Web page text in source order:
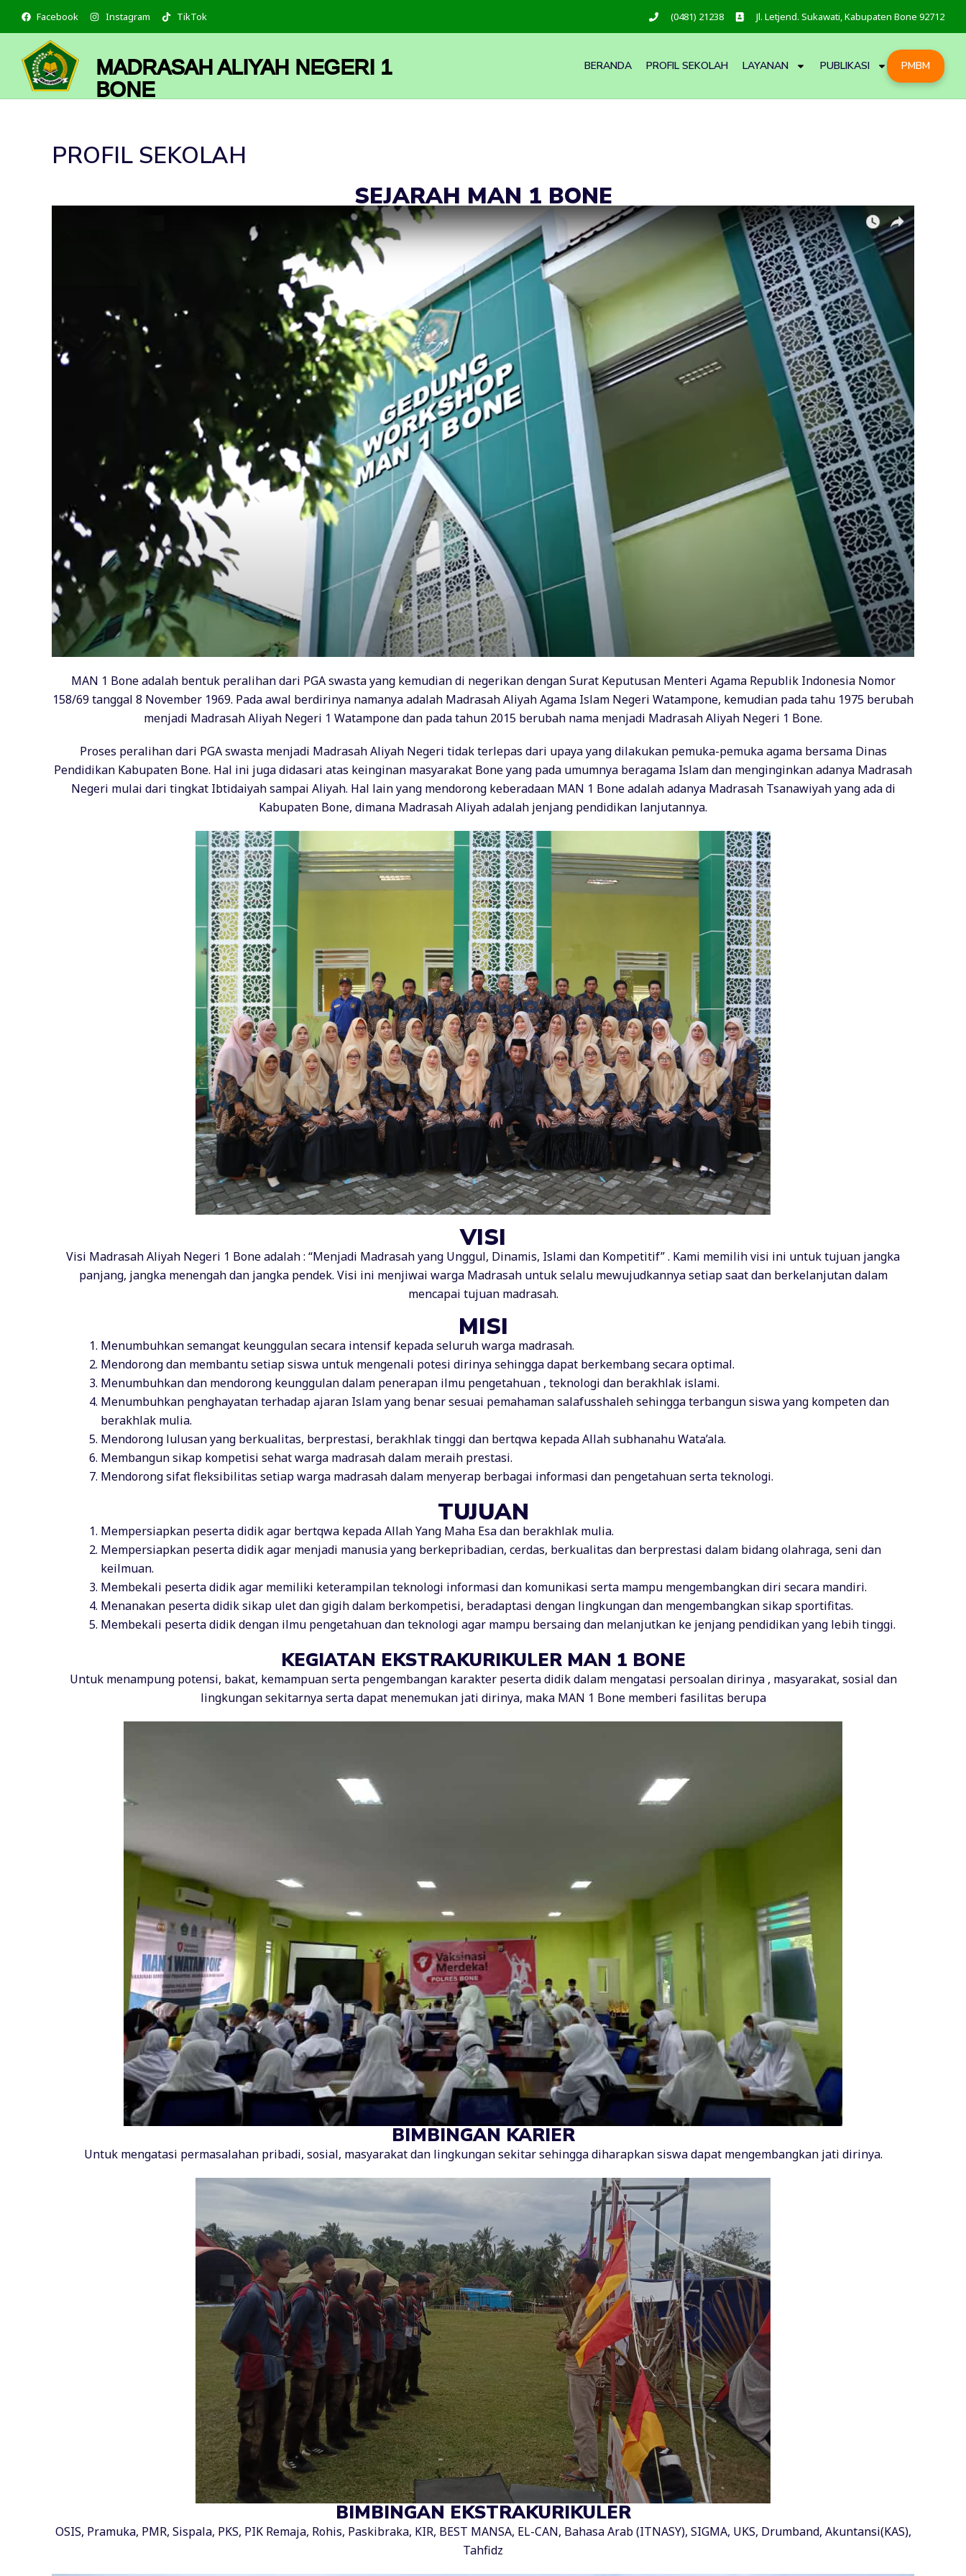
content
Facebook Instagram TikTok (0481) 21238 Jl. Letjend. Sukawati, Kabupaten Bone 92712
MADRASAH ALIYAH NEGERI 1
BONE
BERANDA PROFIL SEKOLAH LAYANAN PUBLIKASI PMBM
PROFIL SEKOLAH
SEJARAH MAN 1 BONE
MAN 1 Bone adalah bentuk peralihan dari PGA swasta yang kemudian di negerikan dengan Surat Keputusan Menteri Agama Republik Indonesia Nomor
158/69 tanggal 8 November 1969. Pada awal berdirinya namanya adalah Madrasah Aliyah Agama Islam Negeri Watampone, kemudian pada tahu 1975 berubah
menjadi Madrasah Aliyah Negeri 1 Watampone dan pada tahun 2015 berubah nama menjadi Madrasah Aliyah Negeri 1 Bone.
Proses peralihan dari PGA swasta menjadi Madrasah Aliyah Negeri tidak terlepas dari upaya yang dilakukan pemuka-pemuka agama bersama Dinas
Pendidikan Kabupaten Bone. Hal ini juga didasari atas keinginan masyarakat Bone yang pada umumnya beragama Islam dan menginginkan adanya Madrasah
Negeri mulai dari tingkat Ibtidaiyah sampai Aliyah. Hal lain yang mendorong keberadaan MAN 1 Bone adalah adanya Madrasah Tsanawiyah yang ada di
Kabupaten Bone, dimana Madrasah Aliyah adalah jenjang pendidikan lanjutannya.
VISI
Visi Madrasah Aliyah Negeri 1 Bone adalah : “Menjadi Madrasah yang Unggul, Dinamis, Islami dan Kompetitif” . Kami memilih visi ini untuk tujuan jangka
panjang, jangka menengah dan jangka pendek. Visi ini menjiwai warga Madrasah untuk selalu mewujudkannya setiap saat dan berkelanjutan dalam
mencapai tujuan madrasah.
MISI
Menumbuhkan semangat keunggulan secara intensif kepada seluruh warga madrasah.
Mendorong dan membantu setiap siswa untuk mengenali potesi dirinya sehingga dapat berkembang secara optimal.
Menumbuhkan dan mendorong keunggulan dalam penerapan ilmu pengetahuan , teknologi dan berakhlak islami.
Menumbuhkan penghayatan terhadap ajaran Islam yang benar sesuai pemahaman salafusshaleh sehingga terbangun siswa yang kompeten dan
berakhlak mulia.
Mendorong lulusan yang berkualitas, berprestasi, berakhlak tinggi dan bertqwa kepada Allah subhanahu Wata’ala.
Membangun sikap kompetisi sehat warga madrasah dalam meraih prestasi.
Mendorong sifat fleksibilitas setiap warga madrasah dalam menyerap berbagai informasi dan pengetahuan serta teknologi.
TUJUAN
Mempersiapkan peserta didik agar bertqwa kepada Allah Yang Maha Esa dan berakhlak mulia.
Mempersiapkan peserta didik agar menjadi manusia yang berkepribadian, cerdas, berkualitas dan berprestasi dalam bidang olahraga, seni dan
keilmuan.
Membekali peserta didik agar memiliki keterampilan teknologi informasi dan komunikasi serta mampu mengembangkan diri secara mandiri.
Menanakan peserta didik sikap ulet dan gigih dalam berkompetisi, beradaptasi dengan lingkungan dan mengembangkan sikap sportifitas.
Membekali peserta didik dengan ilmu pengetahuan dan teknologi agar mampu bersaing dan melanjutkan ke jenjang pendidikan yang lebih tinggi.
KEGIATAN EKSTRAKURIKULER MAN 1 BONE
Untuk menampung potensi, bakat, kemampuan serta pengembangan karakter peserta didik dalam mengatasi persoalan dirinya , masyarakat, sosial dan
lingkungan sekitarnya serta dapat menemukan jati dirinya, maka MAN 1 Bone memberi fasilitas berupa
BIMBINGAN KARIER
Untuk mengatasi permasalahan pribadi, sosial, masyarakat dan lingkungan sekitar sehingga diharapkan siswa dapat mengembangkan jati dirinya.
BIMBINGAN EKSTRAKURIKULER
OSIS, Pramuka, PMR, Sispala, PKS, PIK Remaja, Rohis, Paskibraka, KIR, BEST MANSA, EL-CAN, Bahasa Arab (ITNASY), SIGMA, UKS, Drumband, Akuntansi(KAS),
Tahfidz